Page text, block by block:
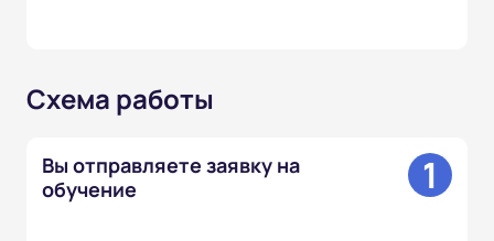
Схема работы
Вы отправляете заявку на
обучение
1